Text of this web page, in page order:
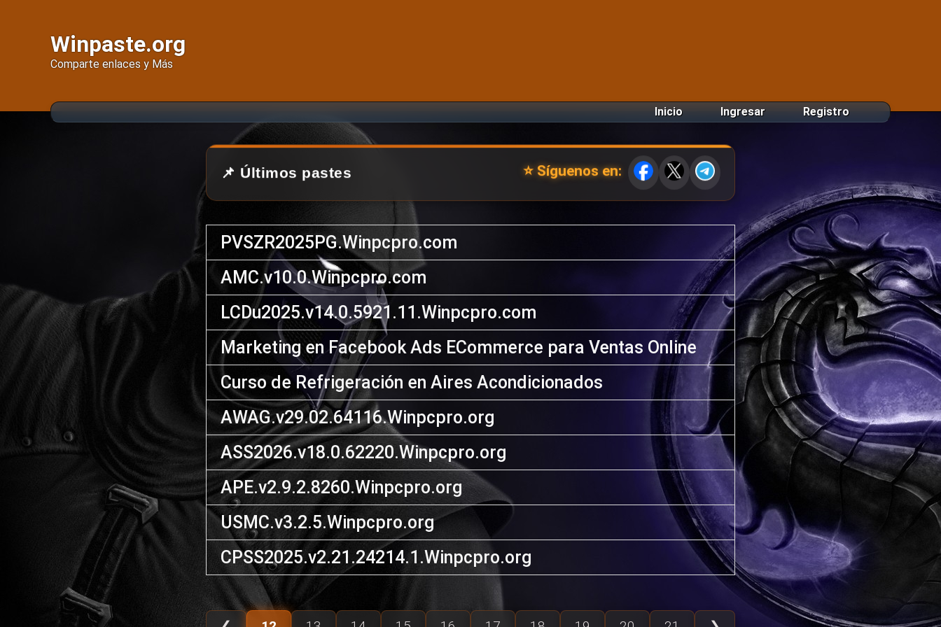
Winpaste.org
Comparte enlaces y Más
Inicio Ingresar Registro
📌 Últimos pastes ⭐ Síguenos en:
PVSZR2025PG.Winpcpro.com
AMC.v10.0.Winpcpro.com
LCDu2025.v14.0.5921.11.Winpcpro.com
Marketing en Facebook Ads ECommerce para Ventas Online
Curso de Refrigeración en Aires Acondicionados
AWAG.v29.02.64116.Winpcpro.org
ASS2026.v18.0.62220.Winpcpro.org
APE.v2.9.2.8260.Winpcpro.org
USMC.v3.2.5.Winpcpro.org
CPSS2025.v2.21.24214.1.Winpcpro.org